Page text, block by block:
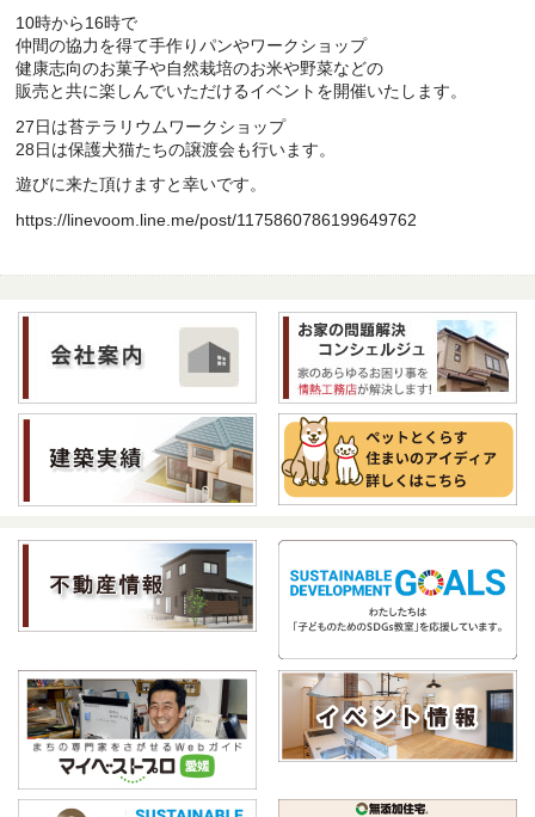
10時から16時で
仲間の協力を得て手作りパンやワークショップ
健康志向のお菓子や自然栽培のお米や野菜などの
販売と共に楽しんでいただけるイベントを開催いたします。
27日は苔テラリウムワークショップ
28日は保護犬猫たちの譲渡会も行います。
遊びに来た頂けますと幸いです。
https://linevoom.line.me/post/1175860786199649762